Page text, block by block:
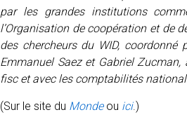
par les grandes institutions
l’Organisation de coopération et de
des chercheurs du WID, coordonné
Emmanuel Saez et Gabriel
fisc et avec les comptabilités
(Sur le site du Mondeou ici.)